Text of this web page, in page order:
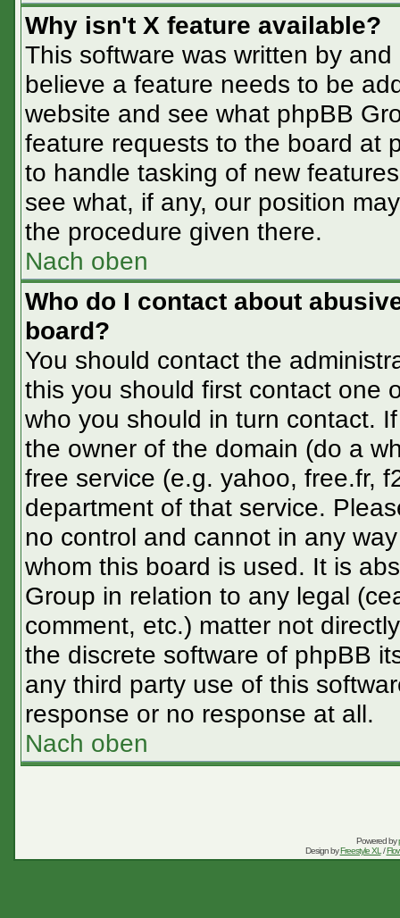
Why isn't X feature available?
This software was written by
believe a feature needs to be
website and see what phpBB
feature requests to the board at
to handle tasking of new
see what, if any, our position
the procedure given there.
Nach oben
Who do I contact about
board?
You should contact the
this you should first contact one
who you should in turn contact.
the owner of the domain (do a
free service (e.g. yahoo, free.fr,
department of that service.
no control and cannot in any
whom this board is used. It is
Group in relation to any legal
comment, etc.) matter not
the discrete software of phpBB
any third party use of this
response or no response at all.
Nach oben
Powered by
Design byFreestyle XL /